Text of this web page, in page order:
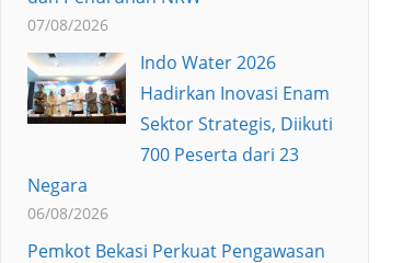
07/08/2026
Indo Water 2026
Hadirkan Inovasi Enam
Sektor Strategis, Diikuti
700 Peserta dari 23
Negara
06/08/2026
Pemkot Bekasi Perkuat Pengawasan